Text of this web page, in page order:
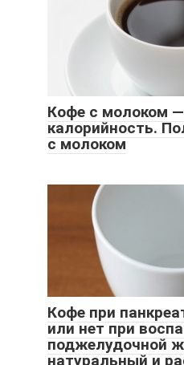
Кофе с молоком
калорийность.
с молоком
Кофе при
или нет при
поджелудочной
натуральный и